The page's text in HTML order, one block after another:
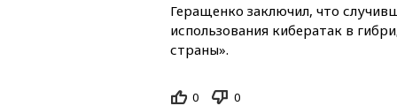
Геращенко заключил, что
использования кибератак в
страны».
0 0